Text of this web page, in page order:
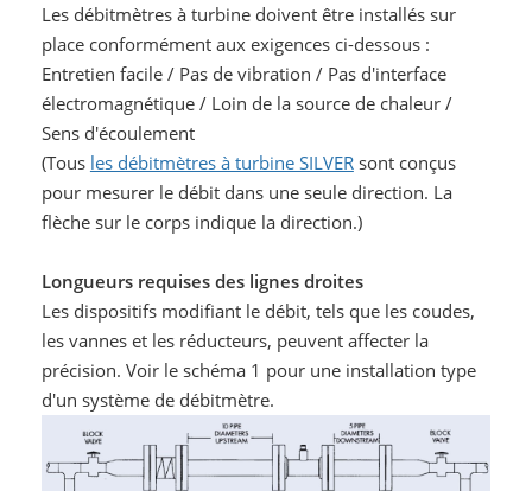
Les débitmètres à turbine doivent être installés sur
place conformément aux exigences ci-dessous :
Entretien facile / Pas de vibration / Pas d'interface
électromagnétique / Loin de la source de chaleur /
Sens d'écoulement
(Tous les débitmètres à turbine SILVERsont conçus
pour mesurer le débit dans une seule direction. La
flèche sur le corps indique la direction.)
Longueurs requises des lignes droites
Les dispositifs modifiant le débit, tels que les coudes,
les vannes et les réducteurs, peuvent affecter la
précision. Voir le schéma 1 pour une installation type
d'un système de débitmètre.